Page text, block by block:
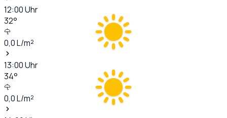
12:00Uhr
32°
0,0L/m²
13:00Uhr
34°
0,0L/m²